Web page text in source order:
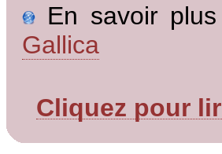
En savoir
Gallica
Cliquez pour